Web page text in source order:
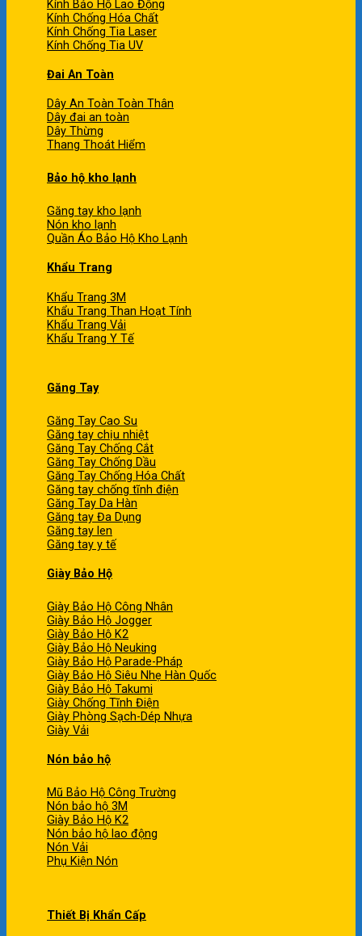
Kính Bảo Hộ Lao Động
Kính Chống Hóa Chất
Kính Chống Tia Laser
Kính Chống Tia UV
Đai An Toàn
Dây An Toàn Toàn Thân
Dây đai an toàn
Dây Thừng
Thang Thoát Hiểm
Bảo hộ kho lạnh
Găng tay kho lạnh
Nón kho lạnh
Quần Áo Bảo Hộ Kho Lạnh
Khẩu Trang
Khẩu Trang 3M
Khẩu Trang Than Hoạt Tính
Khẩu Trang Vải
Khẩu Trang Y Tế
Găng Tay
Găng Tay Cao Su
Găng tay chịu nhiệt
Găng Tay Chống Cắt
Găng Tay Chống Dầu
Găng Tay Chống Hóa Chất
Găng tay chống tĩnh điện
Găng Tay Da Hàn
Găng tay Đa Dụng
Găng tay len
Găng tay y tế
Giày Bảo Hộ
Giày Bảo Hộ Công Nhân
Giày Bảo Hộ Jogger
Giày Bảo Hộ K2
Giày Bảo Hộ Neuking
Giày Bảo Hộ Parade-Pháp
Giày Bảo Hộ Siêu Nhẹ Hàn Quốc
Giày Bảo Hộ Takumi
Giày Chống Tĩnh Điện
Giày Phòng Sạch-Dép Nhựa
Giày Vải
Nón bảo hộ
Mũ Bảo Hộ Công Trường
Nón bảo hộ 3M
Giày Bảo Hộ K2
Nón bảo hộ lao động
Nón Vải
Phụ Kiện Nón
Thiết Bị Khẩn Cấp